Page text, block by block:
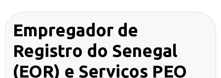
Empregador de
Registro do Senegal
(EOR) e Serviços PEO